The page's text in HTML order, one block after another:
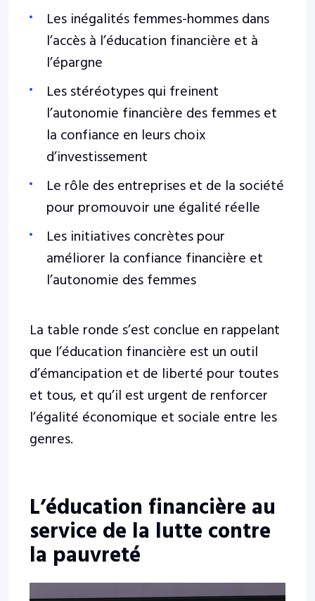
Les inégalités femmes-hommes dans
l’accès à l’éducation financière et à
l’épargne
Les stéréotypes qui freinent
l’autonomie financière des femmes et
la confiance en leurs choix
d’investissement
Le rôle des entreprises et de la société
pour promouvoir une égalité réelle
Les initiatives concrètes pour
améliorer la confiance financière et
l’autonomie des femmes
La table ronde s’est conclue en rappelant
que l’éducation financière est un outil
d’émancipation et de liberté pour toutes
et tous, et qu’il est urgent de renforcer
l’égalité économique et sociale entre les
genres.
L’éducation financière au
service de la lutte contre
la pauvreté